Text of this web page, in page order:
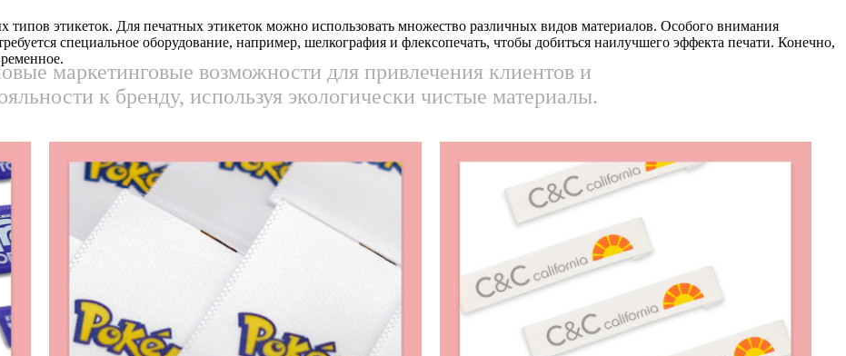
типов этикеток. Для печатных этикеток можно использовать множество различных видов материалов. Особого внимания
специальное оборудование, например, шелкография и флексопечать, чтобы добиться наилучшего эффекта печати. ​​Конечно,
маркетинговые возможности для привлечения клиентов и
к бренду, используя экологически чистые материалы.